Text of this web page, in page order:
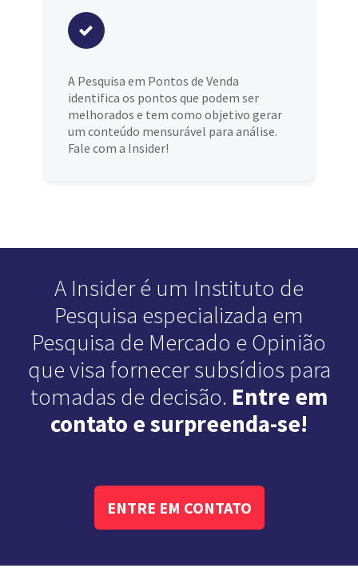
A Pesquisa em Pontos de Venda
identifica os pontos que podem ser
melhorados e tem como objetivo gerar
um conteúdo mensurável para análise.
Fale com a Insider!
A Insider é um Instituto de
Pesquisa especializada em
Pesquisa de Mercado e Opinião
que visa fornecer subsídios para
tomadas de decisão. Entre em
contato e surpreenda-se!
ENTRE EM CONTATO